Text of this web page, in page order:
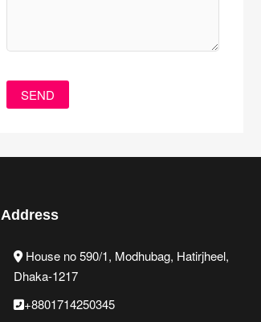
Address
House no 590/1, Modhubag, Hatirjheel,
Dhaka-1217
+8801714250345